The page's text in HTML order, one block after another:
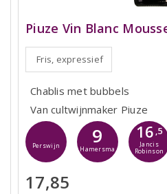
Piuze Vin Blanc
Fris, expressief
Chablis met bubbels
Van cultwijnmaker Piuze
Perswijn 9
Hamersma
16 ,5
Jancis
Robinson
17,85